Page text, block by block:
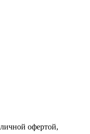
офертой,